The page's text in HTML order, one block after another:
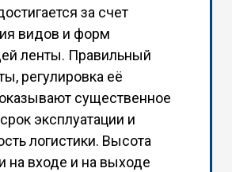
за счет
видов и форм
ленты. Правильный
регулировка её
существенное
эксплуатации и
логистики. Высота
на входе и на выходе